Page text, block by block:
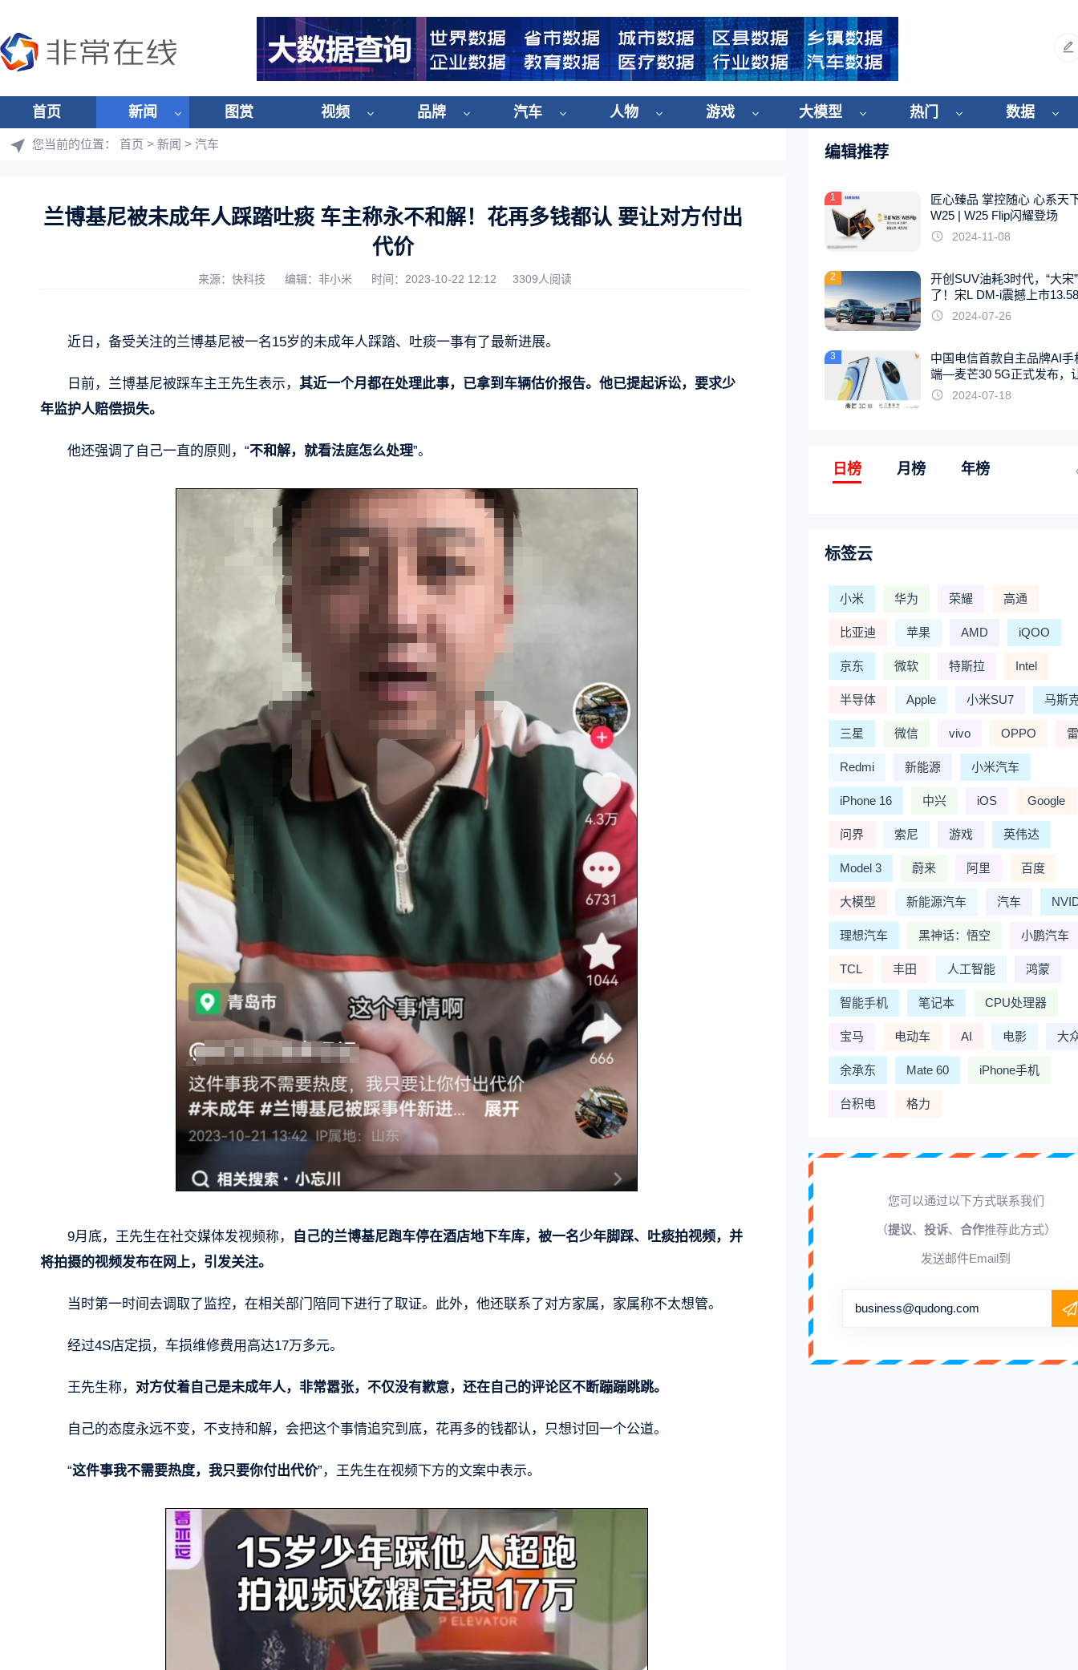
首页 新闻 图赏 视频 品牌 汽车 人物 游戏 大模型 热门 数据
您当前的位置： 首页 > 新闻 > 汽车
兰博基尼被未成年人踩踏吐痰 车主称永不和解！花再多钱都认 要让对方付出
代价
来源：快科技 编辑：非小米 时间：2023-10-22 12:12 3309人阅读
近日，备受关注的兰博基尼被一名15岁的未成年人踩踏、吐痰一事有了最新进展。
日前，兰博基尼被踩车主王先生表示， 其近一个月都在处理此事，已拿到车辆估价报告。他已提起诉讼，要求少
年监护人赔偿损失。
他还强调了自己一直的原则，“不和解，就看法庭怎么处理”。
9月底，王先生在社交媒体发视频称，
自己的兰博基尼跑车停在酒店地下车库，被一名少年脚踩、吐痰拍视频，并
将拍摄的视频发布在网上，引发关注。
当时第一时间去调取了监控，在相关部门陪同下进行了取证。此外，他还联系了对方家属，家属称不太想管。
经过4S店定损，车损维修费用高达17万多元。
王先生称， 对方仗着自己是未成年人，非常嚣张，不仅没有歉意，还在自己的评论区不断蹦蹦跳跳。
自己的态度永远不变，不支持和解，会把这个事情追究到底，花再多的钱都认，只想讨回一个公道。
“这件事我不需要热度，我只要你付出代价”，王先生在视频下方的文案中表示。
编辑推荐
1
匠心臻品 掌控随心 心系天
W25 | W25 Flip闪耀登场
2024-11-08
2
开创SUV油耗3时代，“大宋
了！宋L DM-i震撼上市
起
2024-07-26
3
中国电信首款自主品牌AI手
端—麦芒30 5G正式发布，
触手可及2024-07-18
日榜 月榜 年榜
标签云
小米 华为 荣耀 高通
比亚迪 苹果 AMD iQOO
京东 微软 特斯拉 Intel
半导体 Apple 小米SU7 马斯
三星 微信 vivo OPPO
Redmi 新能源 小米汽车
iPhone 16 中兴 iOS Google
问界 索尼 游戏 英伟达
Model 3 蔚来 阿里 百度
大模型 新能源汽车 汽车
理想汽车 黑神话：悟空 小鹏汽车
TCL 丰田 人工智能 鸿蒙
智能手机 笔记本 CPU处理器
宝马 电动车 AI 电影 大
余承东 Mate 60 iPhone手机
台积电 格力
您可以通过以下方式联系我们
（提议、 投诉、 合作推荐此方式）
发送邮件Email到
business@qudong.com